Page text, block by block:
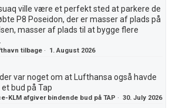
ville være et perfekt sted at parkere de
P8 Poseidon, der er masser af plads på
masser af plads til at bygge flere
tilbage · 1. August 2026
var noget om at Lufthansa også havde
bud på Tap
KLM afgiver bindende bud på TAP ·30. July 2026